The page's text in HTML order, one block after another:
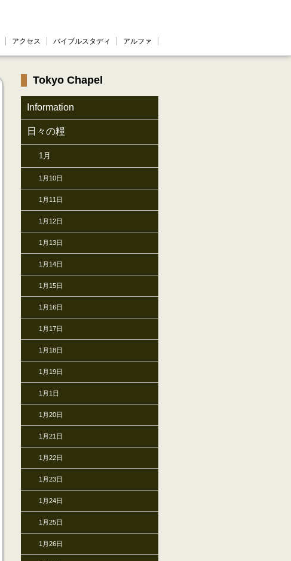
アクセス バイブルスタディ アルファ
Tokyo Chapel
Information
日々の糧
1月
1月10日
1月11日
1月12日
1月13日
1月14日
1月15日
1月16日
1月17日
1月18日
1月19日
1月1日
1月20日
1月21日
1月22日
1月23日
1月24日
1月25日
1月26日